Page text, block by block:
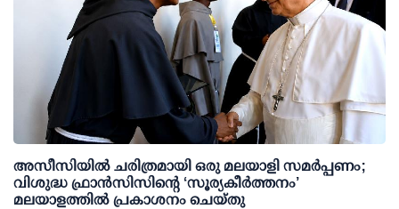
അസീസിയിൽ ചരിത്രമായി ഒരു മലയാളി സമർപ്പണം;
വിശുദ്ധ ഫ്രാൻസിസിന്റെ ‘സൂര്യകീർത്തനം’
മലയാളത്തിൽ പ്രകാശനം ചെയ്തു